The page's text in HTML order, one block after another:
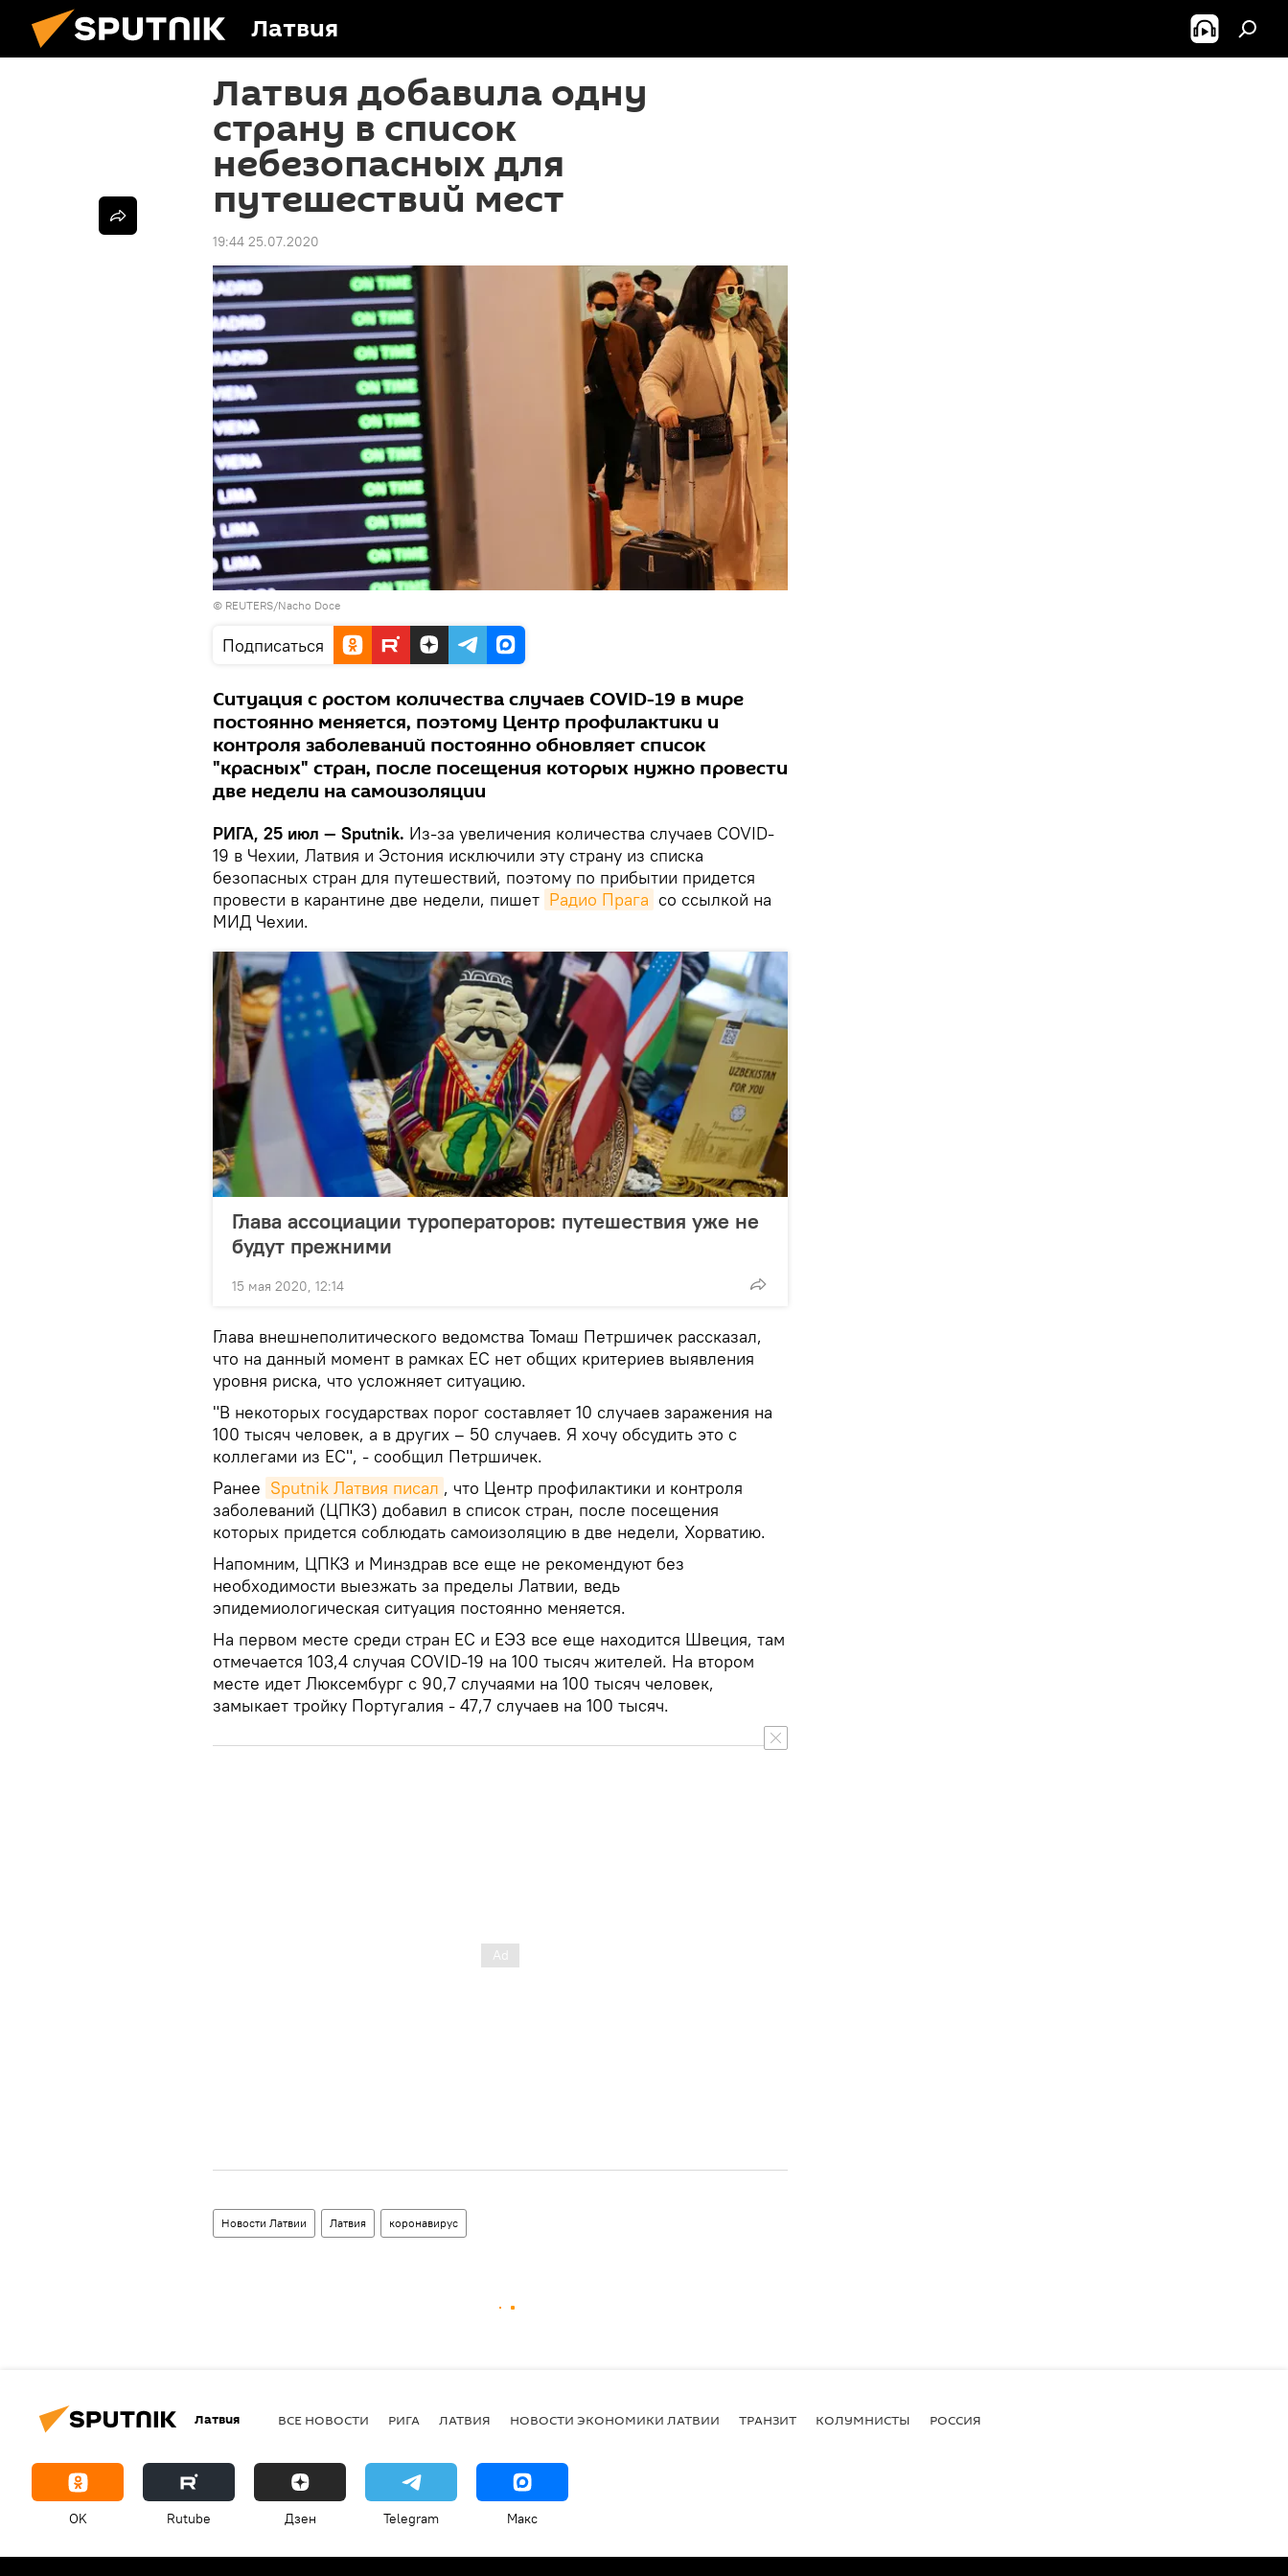
Латвия
Латвия добавила одну
страну в список
небезопасных для
путешествий мест
19:44 25.07.2020
© REUTERS/Nacho Doce
Подписаться
Ситуация с ростом количества случаев COVID-19 в мире
постоянно меняется, поэтому Центр профилактики и
контроля заболеваний постоянно обновляет список
"красных" стран, после посещения которых нужно провести
две недели на самоизоляции
РИГА, 25 июл — Sputnik. Из-за увеличения количества случаев COVID-
19 в Чехии, Латвия и Эстония исключили эту страну из списка
безопасных стран для путешествий, поэтому по прибытии придется
провести в карантине две недели, пишет Радио Прага со ссылкой на
МИД Чехии.
Глава ассоциации туроператоров: путешествия уже не
будут прежними
15 мая 2020, 12:14
Глава внешнеполитического ведомства Томаш Петршичек рассказал,
что на данный момент в рамках ЕС нет общих критериев выявления
уровня риска, что усложняет ситуацию.
"В некоторых государствах порог составляет 10 случаев заражения на
100 тысяч человек, а в других – 50 случаев. Я хочу обсудить это с
коллегами из ЕС", - сообщил Петршичек.
Ранее Sputnik Латвия писал , что Центр профилактики и контроля
заболеваний (ЦПКЗ) добавил в список стран, после посещения
которых придется соблюдать самоизоляцию в две недели, Хорватию.
Напомним, ЦПКЗ и Минздрав все еще не рекомендуют без
необходимости выезжать за пределы Латвии, ведь
эпидемиологическая ситуация постоянно меняется.
На первом месте среди стран ЕС и ЕЭЗ все еще находится Швеция, там
отмечается 103,4 случая COVID-19 на 100 тысяч жителей. На втором
месте идет Люксембург с 90,7 случаями на 100 тысяч человек,
замыкает тройку Португалия - 47,7 случаев на 100 тысяч.
Новости Латвии Латвия коронавирус
Латвия ВСЕ НОВОСТИ РИГА ЛАТВИЯ НОВОСТИ ЭКОНОМИКИ ЛАТВИИ ТРАНЗИТ КОЛУМНИСТЫ РОССИЯ
OK Rutube Дзен Telegram Макс